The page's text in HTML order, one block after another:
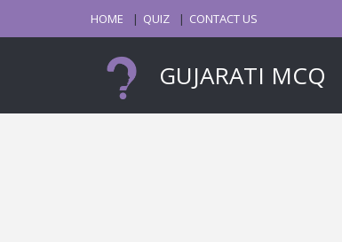
HOME QUIZ CONTACT US
GUJARATI MCQ